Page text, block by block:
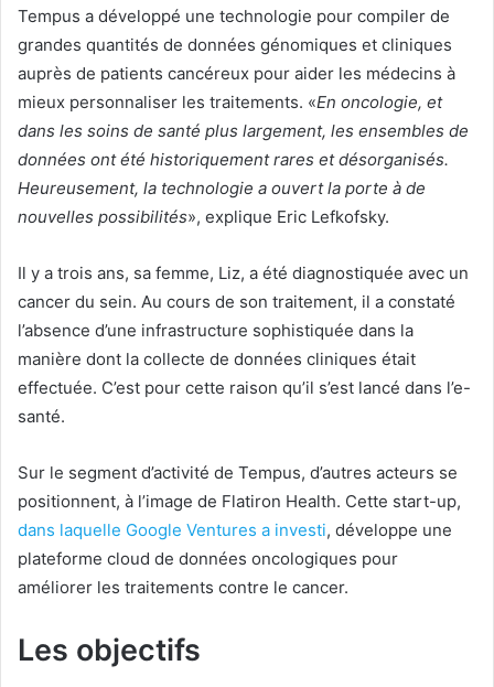
Tempus a développé une technologie pour compiler de
grandes quantités de données génomiques et cliniques
auprès de patients cancéreux pour aider les médecins à
mieux personnaliser les traitements. «En oncologie, et
dans les soins de santé plus largement, les ensembles de
données ont été historiquement rares et désorganisés.
Heureusement, la technologie a ouvert la porte à de
nouvelles possibilités», explique Eric Lefkofsky.
Il y a trois ans, sa femme, Liz, a été diagnostiquée avec un
cancer du sein. Au cours de son traitement, il a constaté
l’absence d’une infrastructure sophistiquée dans la
manière dont la collecte de données cliniques était
effectuée. C’est pour cette raison qu’il s’est lancé dans l’e-
santé.
Sur le segment d’activité de Tempus, d’autres acteurs se
positionnent, à l’image de Flatiron Health. Cette start-up,
dans laquelle Google Ventures a investi, développe une
plateforme cloud de données oncologiques pour
améliorer les traitements contre le cancer.
Les objectifs